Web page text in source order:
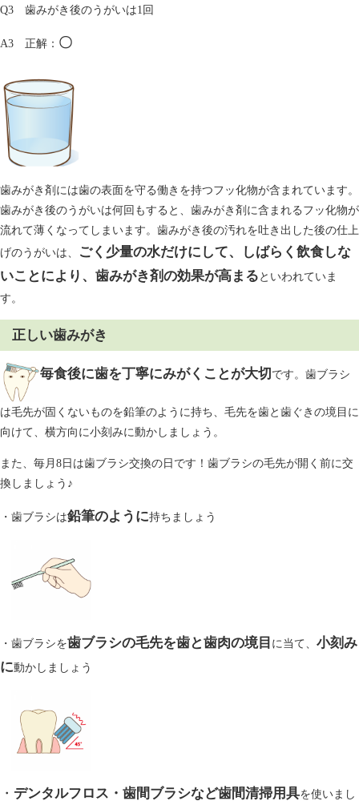
Q3 歯みがき後のうがいは1回
A3 正解： 〇
歯みがき剤には歯の表面を守る働きを持つフッ化物が含まれています。
歯みがき後のうがいは何回もすると、歯みがき剤に含まれるフッ化物が
流れて薄くなってしまいます。歯みがき後の汚れを吐き出した後の仕上
げのうがいは、
ごく少量の水だけにして、しばらく飲食しな
いことにより、歯みがき剤の効果が高まる といわれていま
す。
正しい歯みがき
毎食後に歯を丁寧にみがくことが大切 です。歯ブラシ
は毛先が固くないものを鉛筆のように持ち、毛先を歯と歯ぐきの境目に
向けて、横方向に小刻みに動かしましょう。
また、毎月8日は歯ブラシ交換の日です！歯ブラシの毛先が開く前に交
換しましょう♪
・歯ブラシは鉛筆のように持ちましょう
・歯ブラシを歯ブラシの毛先を歯と歯肉の境目 に当て、 小刻み
に動かしましょう
・ デンタルフロス・歯間ブラシなど歯間清掃用具を使いまし